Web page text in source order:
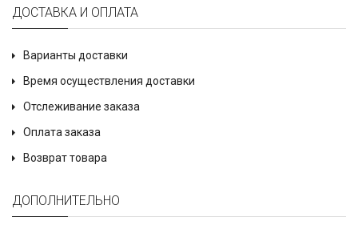
ДОСТАВКА И ОПЛАТА
Варианты доставки
Время осуществления доставки
Отслеживание заказа
Оплата заказа
Возврат товара
ДОПОЛНИТЕЛЬНО